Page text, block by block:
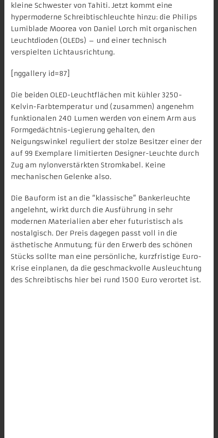
kleine Schwester von Tahiti. Jetzt kommt eine
hypermoderne Schreibtischleuchte hinzu: die Philips
Lumiblade Moorea von Daniel Lorch mit organischen
Leuchtdioden (OLEDs) – und einer technisch
verspielten Lichtausrichtung.
[nggallery id=87]
Die beiden OLED-Leuchtflächen mit kühler 3250-
Kelvin-Farbtemperatur und (zusammen) angenehm
funktionalen 240 Lumen werden von einem Arm aus
Formgedächtnis-Legierung gehalten, den
Neigungswinkel reguliert der stolze Besitzer einer der
auf 99 Exemplare limitierten Designer-Leuchte durch
Zug am nylonverstärkten Stromkabel. Keine
mechanischen Gelenke also.
Die Bauform ist an die “klassische” Bankerleuchte
angelehnt, wirkt durch die Ausführung in sehr
modernen Materialien aber eher futuristisch als
nostalgisch. Der Preis dagegen passt voll in die
ästhetische Anmutung; für den Erwerb des schönen
Stücks sollte man eine persönliche, kurzfristige Euro-
Krise einplanen, da die geschmackvolle Ausleuchtung
des Schreibtischs hier bei rund 1500 Euro verortet ist.